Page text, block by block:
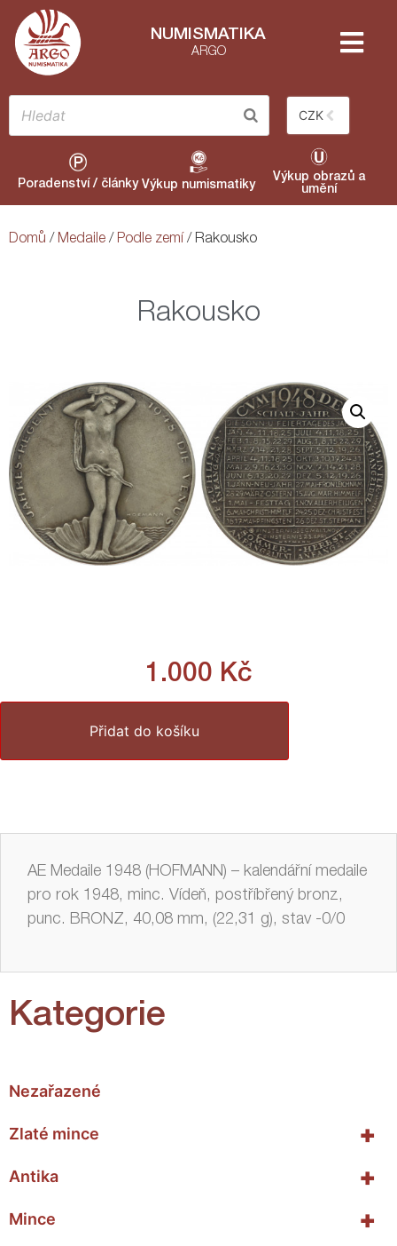
NUMISMATIKA
ARGO
CZK
Poradenství / články Výkup numismatiky
Výkup obrazů a
umění
Domů / Medaile / Podle zemí / Rakousko
Kategorie
Nezařazené
+
Zlaté mince
+
Antika
+
Mince
Rakousko
1.000 Kč
Přidat do košíku
AE Medaile 1948 (HOFMANN) – kalendářní medaile
pro rok 1948, minc. Vídeň, postříbřený bronz,
punc. BRONZ, 40,08 mm, (22,31 g), stav -0/0